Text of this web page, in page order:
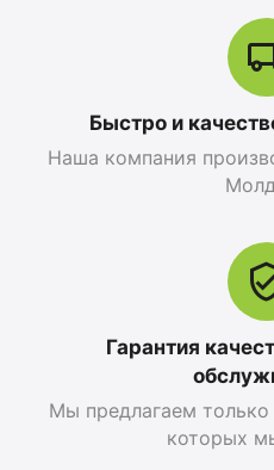
Apple iPhone 17 Pro
Быстро и
Наша компания
Гарантия
Мы предлагаем только
которых